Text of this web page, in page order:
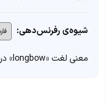
شیوه‌ی رفرنس‌دهی:
معنی لغت «longbow» در